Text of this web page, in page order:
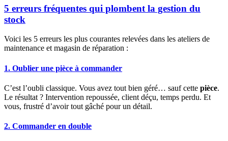
5 erreurs fréquentes qui plombent la gestion du
stock
Voici les 5 erreurs les plus courantes relevées dans les ateliers de
maintenance et magasin de réparation :
1. Oublier une pièce à commander
C’est l’oubli classique. Vous avez tout bien géré… sauf cette pièce.
Le résultat ? Intervention repoussée, client déçu, temps perdu. Et
vous, frustré d’avoir tout gâché pour un détail.
2. Commander en double